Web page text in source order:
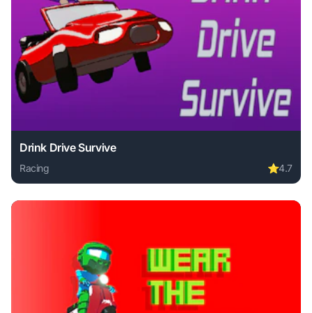
Drink Drive Survive
Racing ⭐4.7
Play Drink Drive Survive online free. racing game, no